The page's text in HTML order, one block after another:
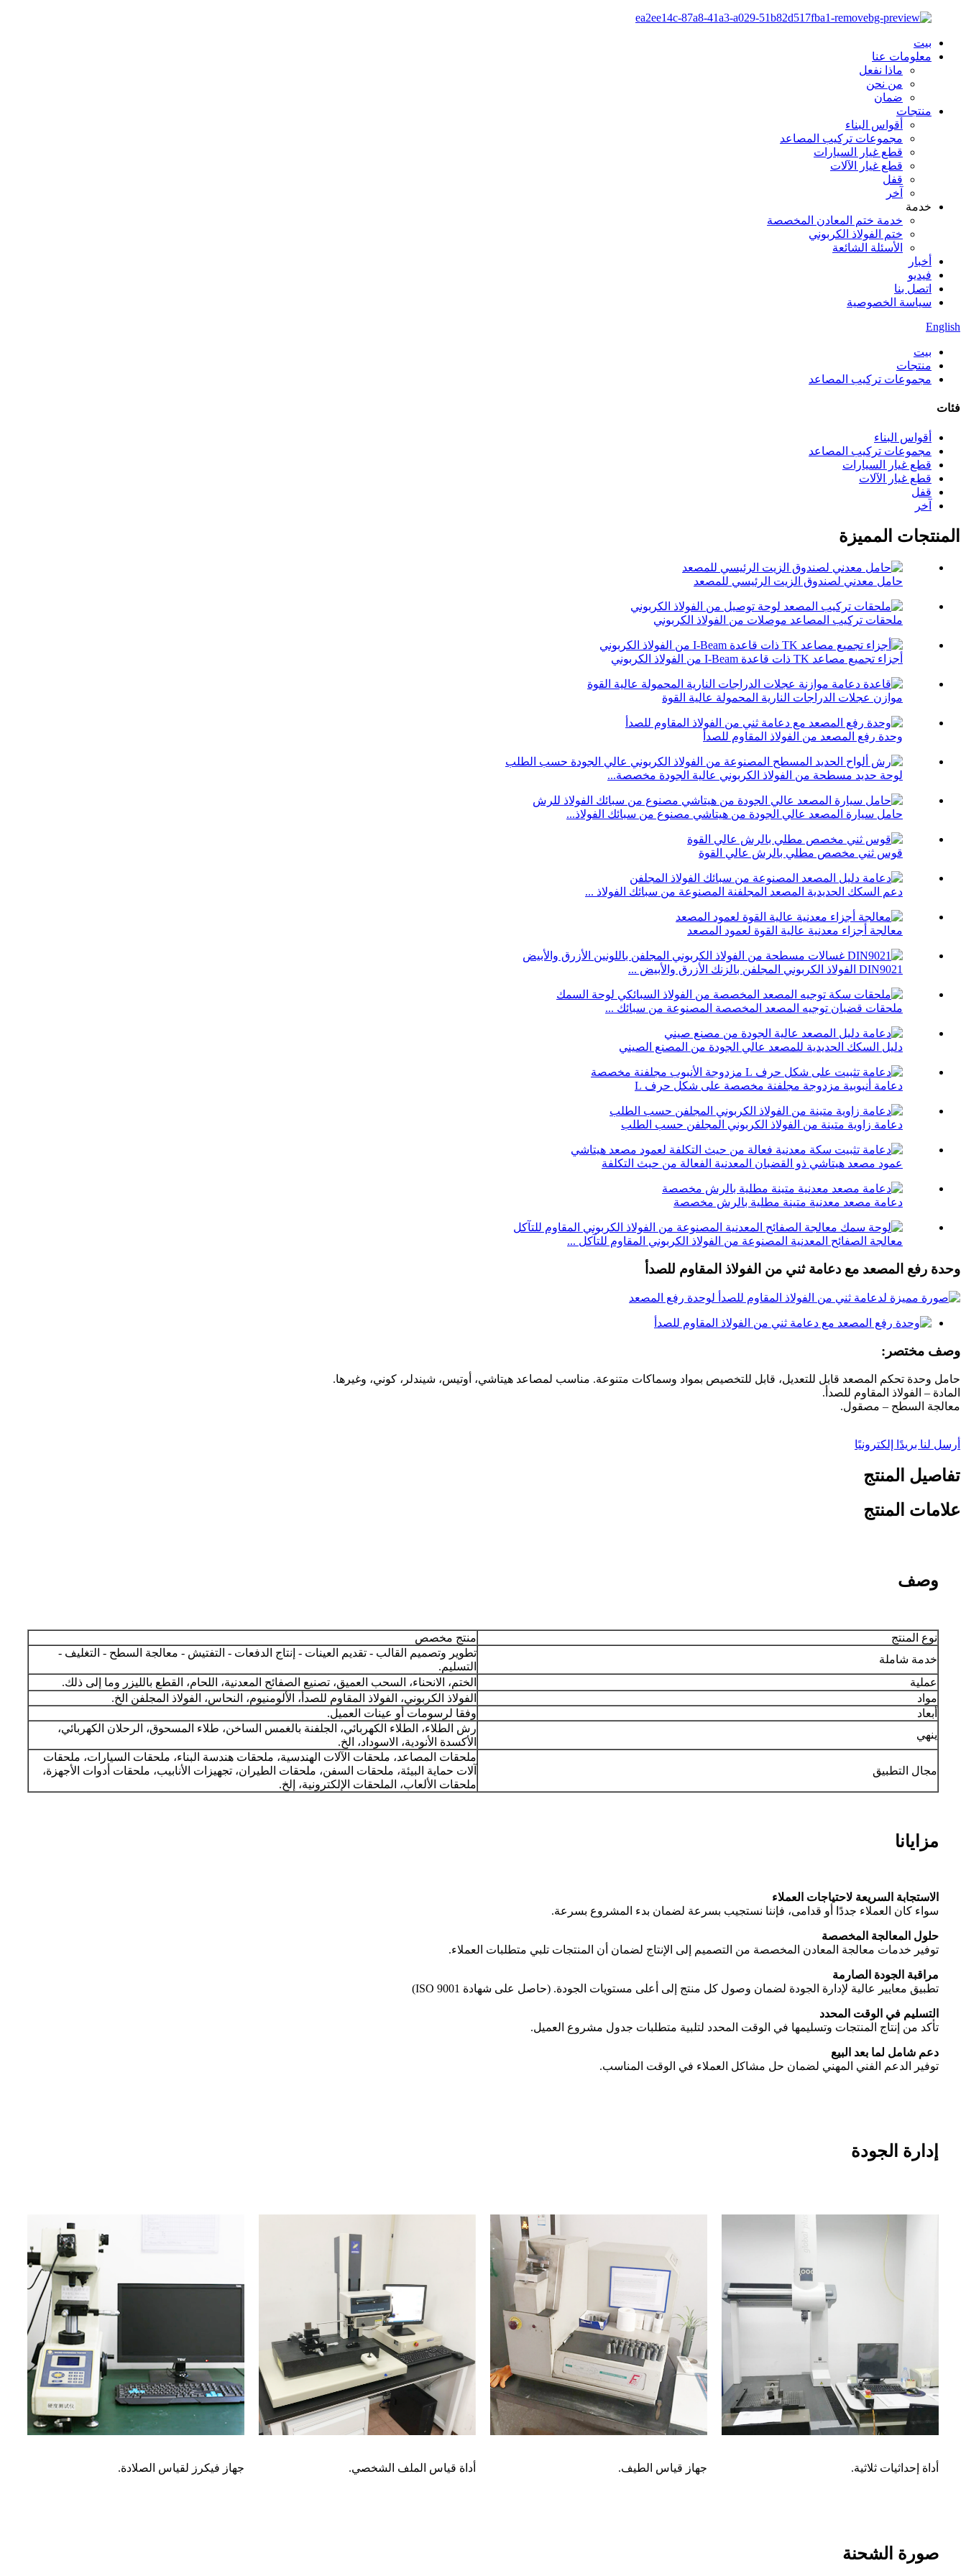
بيت
معلومات عنا
ماذا نفعل
من نحن
ضمان
منتجات
أقواس البناء
مجموعات تركيب المصاعد
قطع غيار السيارات
قطع غيار الآلات
قفل
آخر
خدمة
خدمة ختم المعادن المخصصة
ختم الفولاذ الكربوني
الأسئلة الشائعة
أخبار
فيديو
اتصل بنا
سياسة الخصوصية
English
بيت
منتجات
مجموعات تركيب المصاعد
فئات
أقواس البناء
مجموعات تركيب المصاعد
قطع غيار السيارات
قطع غيار الآلات
قفل
آخر
المنتجات المميزة
حامل معدني لصندوق الزيت الرئيسي للمصعد
ملحقات تركيب المصاعد موصلات من الفولاذ الكربوني
أجزاء تجميع مصاعد TK ذات قاعدة I-Beam من الفولاذ الكربوني
موازن عجلات الدراجات النارية المحمولة عالية القوة
وحدة رفع المصعد من الفولاذ المقاوم للصدأ
لوحة حديد مسطحة من الفولاذ الكربوني عالية الجودة مخصصة...
حامل سيارة المصعد عالي الجودة من هيتاشي مصنوع من سبائك الفولاذ...
قوس ثني مخصص مطلي بالرش عالي القوة
دعم السكك الحديدية المصعد المجلفنة المصنوعة من سبائك الفولاذ ...
معالجة أجزاء معدنية عالية القوة لعمود المصعد
DIN9021 الفولاذ الكربوني المجلفن بالزنك الأزرق والأبيض ...
ملحقات قضبان توجيه المصعد المخصصة المصنوعة من سبائك ...
دليل السكك الحديدية للمصعد عالي الجودة من المصنع الصيني
دعامة أنبوبية مزدوجة مجلفنة مخصصة على شكل حرف L
دعامة زاوية متينة من الفولاذ الكربوني المجلفن حسب الطلب
عمود مصعد هيتاشي ذو القضبان المعدنية الفعالة من حيث التكلفة
دعامة مصعد معدنية متينة مطلية بالرش مخصصة
معالجة الصفائح المعدنية المصنوعة من الفولاذ الكربوني المقاوم للتآكل ...
وحدة رفع المصعد مع دعامة ثني من الفولاذ المقاوم للصدأ
وصف مختصر:
حامل وحدة تحكم المصعد قابل للتعديل، قابل للتخصيص بمواد وسماكات متنوعة. مناسب لمصاعد هيتاشي، أوتيس، شيندلر، كوني، وغيرها.
المادة – الفولاذ المقاوم للصدأ.
معالجة السطح – مصقول.
أرسل لنا بريدًا إلكترونيًا
تفاصيل المنتج
علامات المنتج
وصف
نوع المنتج
منتج مخصص
خدمة شاملة
تطوير وتصميم القالب - تقديم العينات - إنتاج الدفعات - التفتيش - معالجة السطح - التغليف -
التسليم.
عملية
الختم، الانحناء، السحب العميق، تصنيع الصفائح المعدنية، اللحام، القطع بالليزر وما إلى ذلك.
مواد
الفولاذ الكربوني، الفولاذ المقاوم للصدأ، الألومنيوم، النحاس، الفولاذ المجلفن الخ.
أبعاد
وفقا لرسومات أو عينات العميل.
ينهي
رش الطلاء، الطلاء الكهربائي، الجلفنة بالغمس الساخن، طلاء المسحوق، الرحلان الكهربائي،
الأكسدة الأنودية، الاسوداد، الخ.
مجال التطبيق
ملحقات المصاعد، ملحقات الآلات الهندسية، ملحقات هندسة البناء، ملحقات السيارات، ملحقات
آلات حماية البيئة، ملحقات السفن، ملحقات الطيران، تجهيزات الأنابيب، ملحقات أدوات الأجهزة،
ملحقات الألعاب، الملحقات الإلكترونية، إلخ.
مزايانا
الاستجابة السريعة لاحتياجات العملاء
سواء كان العملاء جددًا أو قدامى، فإننا نستجيب بسرعة لضمان بدء المشروع بسرعة.
حلول المعالجة المخصصة
توفير خدمات معالجة المعادن المخصصة من التصميم إلى الإنتاج لضمان أن المنتجات تلبي متطلبات العملاء.
مراقبة الجودة الصارمة
تطبيق معايير عالية لإدارة الجودة لضمان وصول كل منتج إلى أعلى مستويات الجودة. (حاصل على شهادة ISO 9001)
التسليم في الوقت المحدد
تأكد من إنتاج المنتجات وتسليمها في الوقت المحدد لتلبية متطلبات جدول مشروع العميل.
دعم شامل لما بعد البيع
توفير الدعم الفني المهني لضمان حل مشاكل العملاء في الوقت المناسب.
إدارة الجودة
جهاز فيكرز لقياس الصلادة. أداة قياس الملف الشخصي. جهاز قياس الطيف. أداة إحداثيات ثلاثية.
صورة الشحنة